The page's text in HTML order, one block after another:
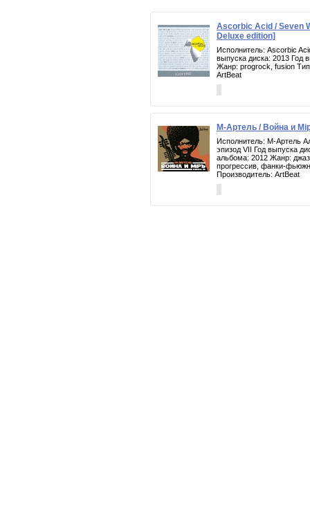
Ascorbic Acid / Seven
Deluxe edition]
Исполнитель: Ascorbic
выпуска диска: 2013 Год
Жанр: progrock, fusion
ArtBeat
М-Артель / Война и
Исполнитель: М-Артель
эпизод VII Год выпуска
альбома: 2012 Жанр:
прогрессив, фанки-
Производитель: ArtBeat